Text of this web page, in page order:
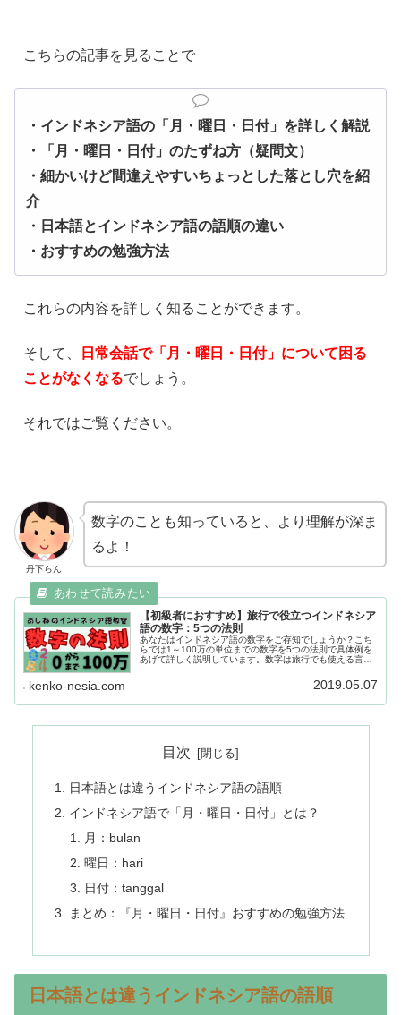
こちらの記事を見ることで
・インドネシア語の「月・曜日・日付」を詳しく解説
・「月・曜日・日付」のたずね方（疑問文）
・細かいけど間違えやすいちょっとした落とし穴を紹
介
・日本語とインドネシア語の語順の違い
・おすすめの勉強方法
これらの内容を詳しく知ることができます。
そして、
日常会話で「月・曜日・日付」について困る
ことがなくなるでしょう。
それではご覧ください。
丹下らん
数字のことも知っていると、より理解が深ま
るよ！
【初級者におすすめ】旅行で役立つインドネシア
語の数字：5つの法則
あなたはインドネシア語の数字をご存知でしょうか？こち
らでは1～100万の単位までの数字を5つの法則で具体例を
あげて詳しく説明しています。数字は旅行でも使える言葉
kenko-nesia.com 2019.05.07
目次
日本語とは違うインドネシア語の語順
インドネシア語で「月・曜日・日付」とは？
月：bulan
曜日：hari
日付：tanggal
まとめ：『月・曜日・日付』おすすめの勉強方法
日本語とは違うインドネシア語の語順